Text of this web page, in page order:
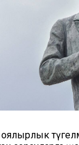
оялырлык